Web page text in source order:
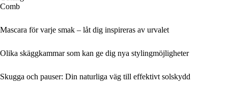
Comb
Mascara för varje smak – låt dig inspireras av urvalet
Olika skäggkammar som kan ge dig nya stylingmöjligheter
Skugga och pauser: Din naturliga väg till effektivt solskydd